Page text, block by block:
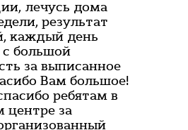
лечусь дома
результат
каждый день
большой
за выписанное
Вам большое!
ребятам в
центре за